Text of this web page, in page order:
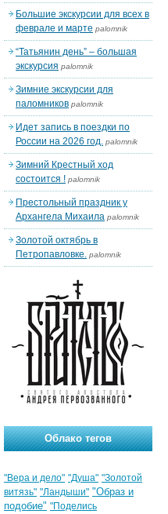
Большие экскурсии для всех в
феврале и марте palomnik
“Татьянин день” – большая
экскурсия palomnik
Зимние экскурсии для
паломников palomnik
Идет запись в поездки по
России на 2026 год. palomnik
Зимний Крестный ход
состоится ! palomnik
Престольный праздник у
Архангела Михаила palomnik
Золотой октябрь в
Петропавловке. palomnik
Облако тегов
"Вера и дело" "Душа" "Золотой
витязь" "Ландыши" "Образ и
подобие" "Поделись